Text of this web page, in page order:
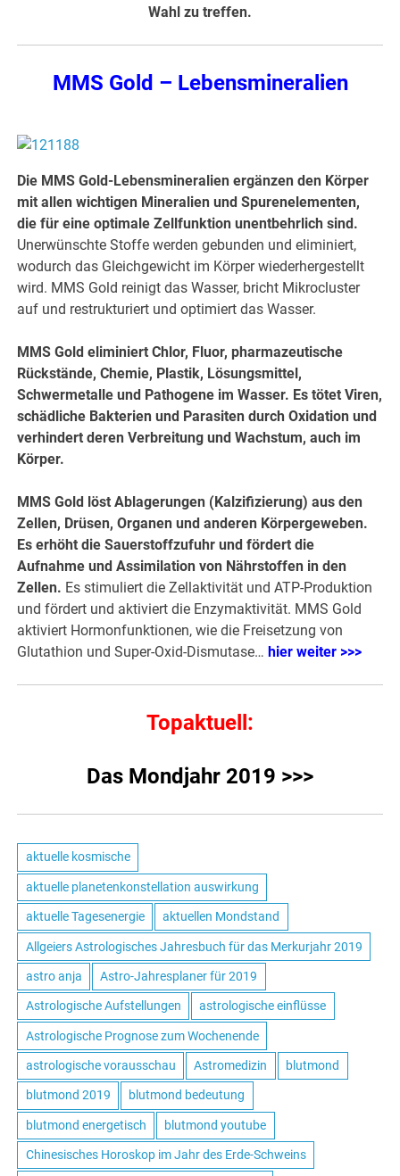
Wahl zu treffen.
MMS Gold – Lebensmineralien
Die MMS Gold-Lebensmineralien ergänzen den Körper
mit allen wichtigen Mineralien und Spurenelementen,
die für eine optimale Zellfunktion unentbehrlich sind.
Unerwünschte Stoffe werden gebunden und eliminiert,
wodurch das Gleichgewicht im Körper wiederhergestellt
wird. MMS Gold reinigt das Wasser, bricht Mikrocluster
auf und restrukturiert und optimiert das Wasser.
MMS Gold eliminiert Chlor, Fluor, pharmazeutische
Rückstände, Chemie, Plastik, Lösungsmittel,
Schwermetalle und Pathogene im Wasser. Es tötet Viren,
schädliche Bakterien und Parasiten durch Oxidation und
verhindert deren Verbreitung und Wachstum, auch im
Körper.
MMS Gold löst Ablagerungen (Kalzifizierung) aus den
Zellen, Drüsen, Organen und anderen Körpergeweben.
Es erhöht die Sauerstoffzufuhr und fördert die
Aufnahme und Assimilation von Nährstoffen in den
Zellen. Es stimuliert die Zellaktivität und ATP-Produktion
und fördert und aktiviert die Enzymaktivität. MMS Gold
aktiviert Hormonfunktionen, wie die Freisetzung von
Glutathion und Super-Oxid-Dismutase… hier weiter >>>
Topaktuell:
Das Mondjahr 2019 >>>
aktuelle kosmische
aktuelle planetenkonstellation auswirkung
aktuelle Tagesenergie aktuellen Mondstand
Allgeiers Astrologisches Jahresbuch für das Merkurjahr 2019
astro anja Astro-Jahresplaner für 2019
Astrologische Aufstellungen astrologische einflüsse
Astrologische Prognose zum Wochenende
astrologische vorausschau Astromedizin blutmond
blutmond 2019 blutmond bedeutung
blutmond energetisch blutmond youtube
Chinesisches Horoskop im Jahr des Erde-Schweins